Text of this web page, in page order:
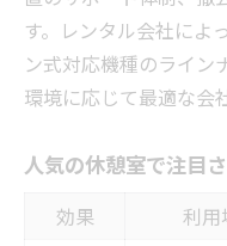
す。レンタル会社によ
ン式対応機種のライン
環境に応じて最適な会
人気の休憩室で注目
効果 利用